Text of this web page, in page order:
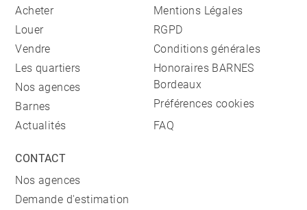
Acheter
Louer
Vendre
Les quartiers
Nos agences
Barnes
Actualités
Mentions Légales
RGPD
Conditions générales
Honoraires BARNES
Bordeaux
Préférences cookies
FAQ
CONTACT
Nos agences
Demande d'estimation